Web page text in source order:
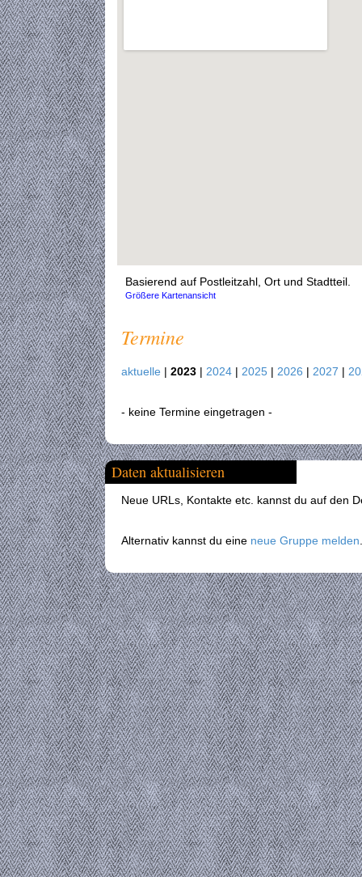
Basierend auf Postleitzahl, Ort und Stadtteil.
Größere Kartenansicht
Termine
aktuelle | 2023 | 2024 | 2025 | 2026 | 2027 |
- keine Termine eingetragen -
Daten aktualisieren
Neue URLs, Kontakte etc. kannst du auf den
Alternativ kannst du eine neue Gruppe melden